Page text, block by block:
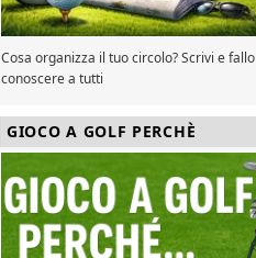
Cosa organizza il tuo circolo? Scrivi e fallo
conoscere a tutti
GIOCO A GOLF PERCHÈ